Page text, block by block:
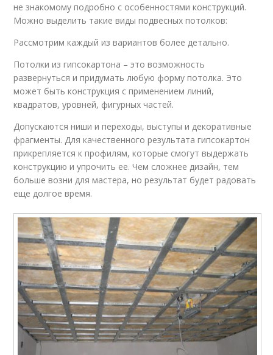
Потолки из оргстекла Решетчатый потолок
Потолок под
названием
Акриловые потолки
Профили для
натяжных потолков
Профиль для
натяжного потолка
не знакомому подробно с особенностями конструкций.
Можно выделить такие виды подвесных потолков:
Рассмотрим каждый из вариантов более детально.
Потолки из гипсокартона – это возможность
развернуться и придумать любую форму потолка. Это
может быть конструкция с применением линий,
квадратов, уровней, фигурных частей.
Допускаются ниши и переходы, выступы и декоративные
фрагменты. Для качественного результата гипсокартон
прикрепляется к профилям, которые смогут выдержать
конструкцию и упрочить ее. Чем сложнее дизайн, тем
больше возни для мастера, но результат будет радовать
еще долгое время.